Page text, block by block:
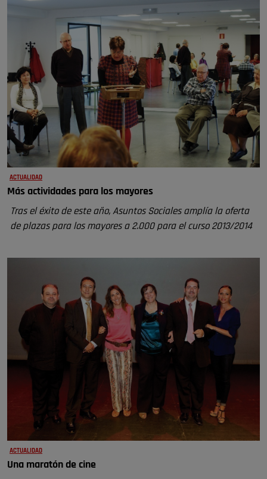
ACTUALIDAD
Más actividades para los mayores
Tras el éxito de este año, Asuntos Sociales amplía la oferta
de plazas para los mayores a 2.000 para el curso 2013/2014
ACTUALIDAD
Una maratón de cine